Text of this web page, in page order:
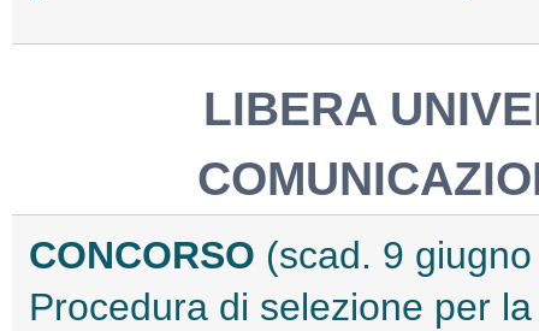
LIBERA
CONCORSO (scad. 9
Procedura di selezione per